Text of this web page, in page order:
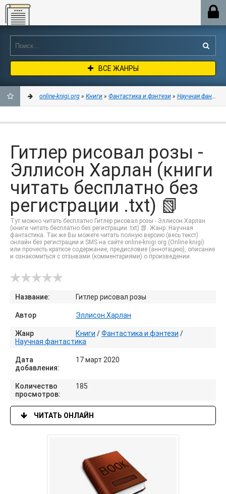
Online-knigi.org
ВСЕ ЖАНРЫ
ЗАКЛАДКИ
online-knigi.org » Книги » Фантастика и фэнтези » Научная
Гитлер рисовал розы -
Эллисон Харлан (книги
читать бесплатно без
регистрации .txt) 📗
Тут можно читать бесплатно Гитлер рисовал розы - Эллисон Харлан
(книги читать бесплатно без регистрации .txt) 📗. Жанр: Научная
фантастика. Так же Вы можете читать полную версию (весь текст)
онлайн без регистрации и SMS на сайте online-knigi.org (Online knigi)
или прочесть краткое содержание, предисловие (аннотацию), описание
и ознакомиться с отзывами (комментариями) о произведении.
Название: Гитлер рисовал розы
Автор Эллисон Харлан
Жанр Книги /Фантастика и фэнтези /
Научная фантастика
Дата
добавления:
17 март 2020
Количество
просмотров:
185
ЧИТАТЬ ОНЛАЙН